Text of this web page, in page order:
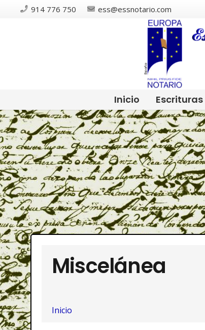
914 776 750 ess@essnotario.com
Inicio Escrituras
Miscelánea
Inicio